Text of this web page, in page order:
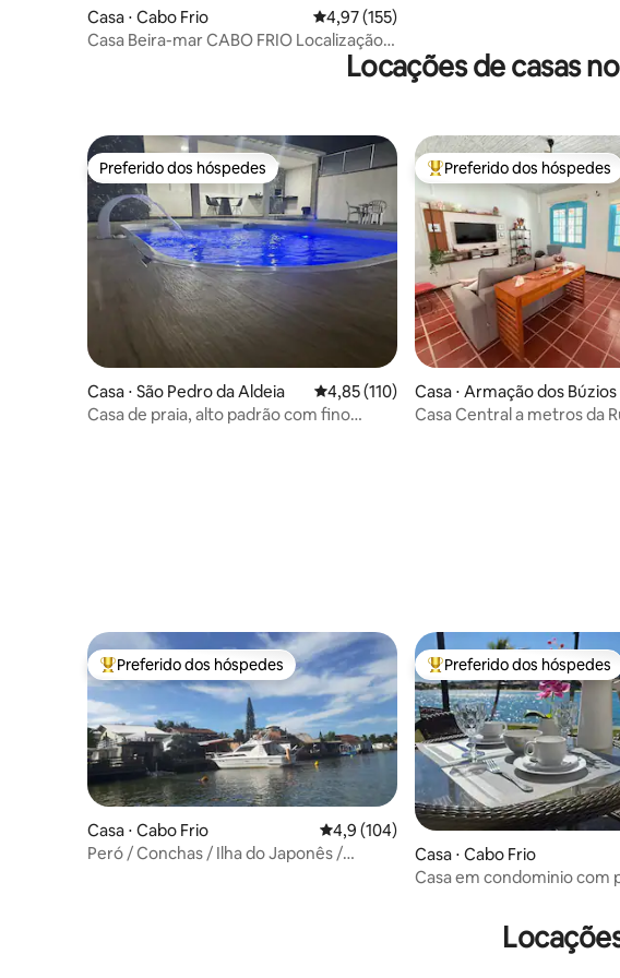
Casa ⋅ Cabo Frio 4,97 de uma avaliação média de 5, 155
4,97 (155)
Casa Beira-mar CABO FRIO Localização
Locações de casas
Preferido dos hóspedes
Preferido dos hóspedes
Casa ⋅ São Pedro da Aldeia 4,85 de uma avaliação média de 5, 110
4,85 (110)
Casa de praia, alto padrão com fino
Entre os melhores
Preferido dos hóspedes
Casa ⋅ Armação dos Búzios
Casa Central a metros da
Entre os melhores preferidos dos hóspedes
Preferido dos hóspedes
Casa ⋅ Cabo Frio 4,9 de uma avaliação média de 5, 104
4,9 (104)
Peró / Conchas / Ilha do Japonês /
Entre os melhores
Preferido dos hóspedes
Casa ⋅ Cabo Frio
Casa em condominio com